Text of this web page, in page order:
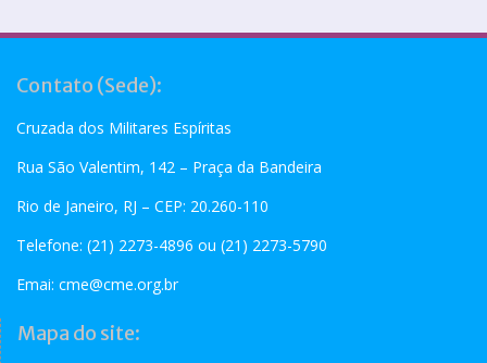
Contato (Sede):
Cruzada dos Militares Espíritas
Rua São Valentim, 142 – Praça da Bandeira
Rio de Janeiro, RJ – CEP: 20.260-110
Telefone: (21) 2273-4896 ou (21) 2273-5790
Emai: cme@cme.org.br
Mapa do site: